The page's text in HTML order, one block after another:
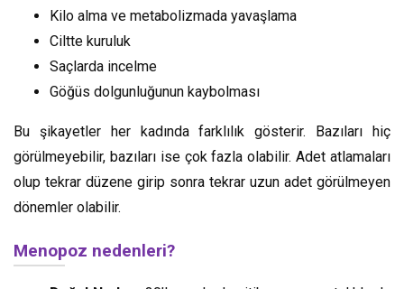
Kilo alma ve metabolizmada yavaşlama
Ciltte kuruluk
Saçlarda incelme
Göğüs dolgunluğunun kaybolması
Bu şikayetler her kadında farklılık gösterir. Bazıları hiç
görülmeyebilir, bazıları ise çok fazla olabilir. Adet atlamaları
olup tekrar düzene girip sonra tekrar uzun adet görülmeyen
dönemler olabilir.
Menopoz nedenleri?